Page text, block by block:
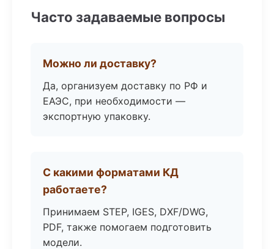
Часто задаваемые вопросы
Можно ли доставку?
Да, организуем доставку по РФ и
ЕАЭС, при необходимости —
экспортную упаковку.
С какими форматами КД
работаете?
Принимаем STEP, IGES, DXF/DWG,
PDF, также помогаем подготовить
модели.